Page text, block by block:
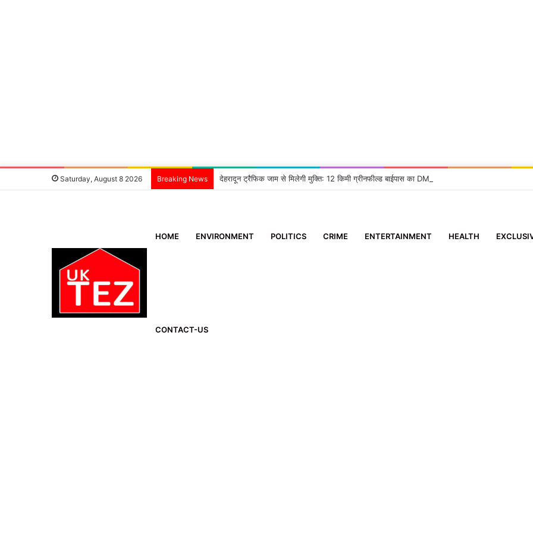
Saturday, August 8 2026 Breaking News देहरादून ट्रैफिक जाम से मिलेगी मुक्ति: 12 किमी ग्रीनफील्ड बाईपास का DM ने किया निरीक्षण, दिए सख्त निर्देश
HOME ENVIRONMENT POLITICS CRIME ENTERTAINMENT HEALTH
CONTACT-US